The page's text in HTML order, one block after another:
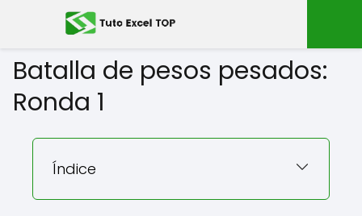
Batalla de pesos pesados:
Ronda 1
Índice